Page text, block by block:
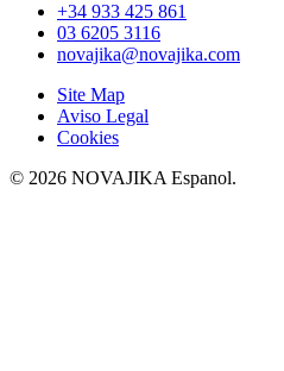
+34 933 425 861
03 6205 3116
novajika@novajika.com
Site Map
Aviso Legal
Cookies
© 2026 NOVAJIKA Espanol.